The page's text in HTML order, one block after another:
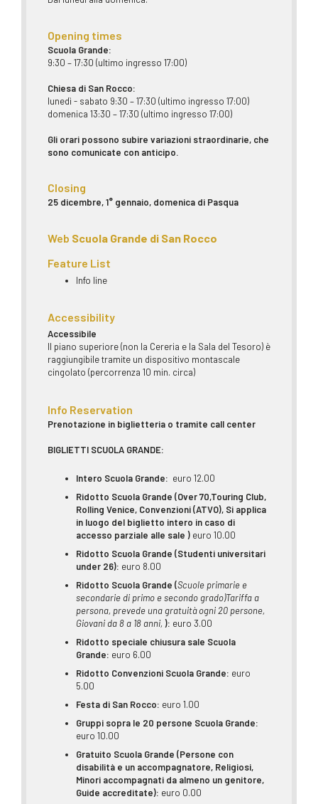
Opening times
Scuola Grande:
9:30 – 17:30 (ultimo ingresso 17:00)
Chiesa di San Rocco:
lunedì - sabato 9:30 – 17:30 (ultimo ingresso 17:00)
domenica 13:30 – 17:30 (ultimo ingresso 17:00)
Gli orari possono subire variazioni straordinarie, che
sono comunicate con anticipo.
Closing
25 dicembre, 1° gennaio, domenica di Pasqua
Web Scuola Grande di San Rocco
Feature List
Info line
Accessibility
Accessibile
Il piano superiore (non la Cereria e la Sala del Tesoro) è
raggiungibile tramite un dispositivo montascale
cingolato (percorrenza 10 min. circa)
Info Reservation
Prenotazione in biglietteria o tramite call center
BIGLIETTI SCUOLA GRANDE:
Intero Scuola Grande: euro 12.00
Ridotto Scuola Grande (Over 70,Touring Club,
Rolling Venice, Convenzioni (ATVO), Si applica
in luogo del biglietto intero in caso di
accesso parziale alle sale ) euro 10.00
Ridotto Scuola Grande (Studenti universitari
under 26): euro 8.00
Ridotto Scuola Grande (Scuole primarie e
secondarie di primo e secondo grado)Tariffa a
persona, prevede una gratuità ogni 20 persone,
Giovani da 8 a 18 anni, ): euro 3.00
Ridotto speciale chiusura sale Scuola
Grande: euro 6.00
Ridotto Convenzioni Scuola Grande: euro
5.00
Festa di San Rocco: euro 1.00
Gruppi sopra le 20 persone Scuola Grande:
euro 10.00
Gratuito Scuola Grande (Persone con
disabilità e un accompagnatore, Religiosi,
Minori accompagnati da almeno un genitore,
Guide accreditate): euro 0.00